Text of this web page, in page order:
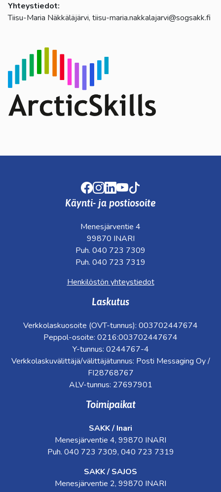
Yhteystiedot:
Tiisu-Maria Näkkäläjärvi, tiisu-maria.nakkalajarvi@sogsakk.fi
Facebook
Instagram
LinkedIn
Youtube
Käynti- ja postiosoite
Menesjärventie 4
99870 INARI
Puh. 040 723 7309
Puh. 040 723 7319
Henkilöstön yhteystiedot
Laskutus
Verkkolaskuosoite (OVT-tunnus): 003702447674
Peppol-osoite: 0216:003702447674
Y-tunnus: 0244767-4
Verkkolaskuvälittäjä/välittäjätunnus: Posti Messaging Oy /
FI28768767
ALV-tunnus: 27697901
Toimipaikat
SAKK / Inari
Menesjärventie 4, 99870 INARI
Puh. 040 723 7309, 040 723 7319
SAKK / SAJOS
Menesjärventie 2, 99870 INARI